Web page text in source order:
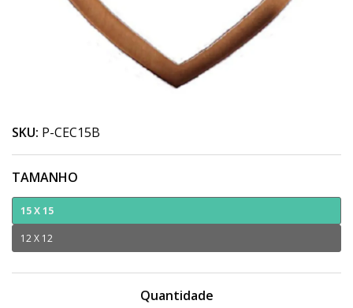
SKU: P-CEC15B
TAMANHO
15 X 15
12 X 12
Quantidade